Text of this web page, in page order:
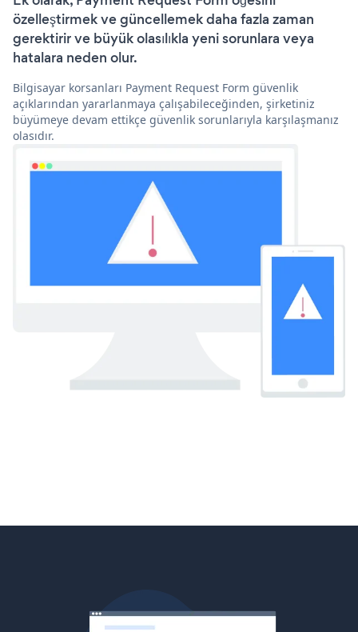
özelleştirmek ve güncellemek daha fazla zaman
gerektirir ve büyük olasılıkla yeni sorunlara veya
hatalara neden olur.
Bilgisayar korsanları Payment Request Form güvenlik
açıklarından yararlanmaya çalışabileceğinden, şirketiniz
büyümeye devam ettikçe güvenlik sorunlarıyla karşılaşmanız
olasıdır.